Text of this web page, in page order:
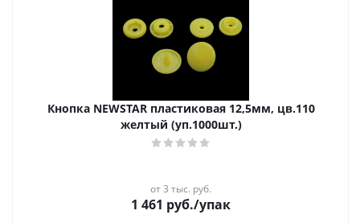
Кнопка NEWSTAR пластиковая 12,5мм, цв.110
желтый (уп.1000шт.)
от 3 тыс. руб.
1 461 руб./упак